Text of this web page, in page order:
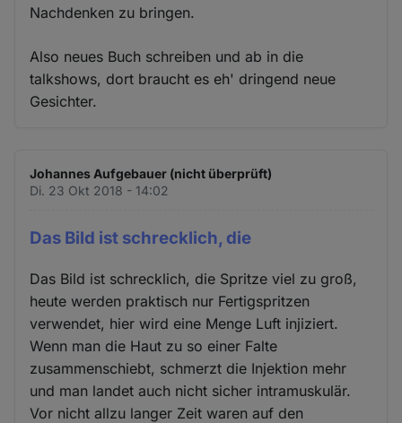
Nachdenken zu bringen.
Also neues Buch schreiben und ab in die
talkshows, dort braucht es eh' dringend neue
Gesichter.
Johannes Aufgebauer (nicht überprüft)
Di. 23 Okt 2018 - 14:02
Das Bild ist schrecklich, die
Das Bild ist schrecklich, die Spritze viel zu groß,
heute werden praktisch nur Fertigspritzen
verwendet, hier wird eine Menge Luft injiziert.
Wenn man die Haut zu so einer Falte
zusammenschiebt, schmerzt die Injektion mehr
und man landet auch nicht sicher intramuskulär.
Vor nicht allzu langer Zeit waren auf den